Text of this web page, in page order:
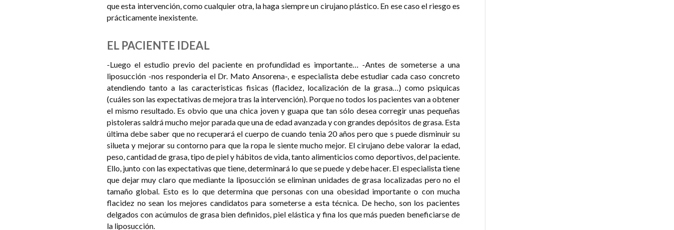
que esta intervención, como cualquier otra, la haga siempre un cirujano plástico. En ese caso el riesgo es
prácticamente inexistente.
EL PACIENTE IDEAL
-Luego el estudio previo del paciente en profundidad es importante… -Antes de someterse a una
liposucción -nos responderia el Dr. Mato Ansorena-, e especialista debe estudiar cada caso concreto
atendiendo tanto a las caracteristicas fisicas (flacidez, localización de la grasa…) como psiquicas
(cuáles son las expectativas de mejora tras la intervención). Porque no todos los pacientes van a obtener
el mismo resultado. Es obvio que una chica joven y guapa que tan sólo desea corregir unas pequeñas
pistoleras saldrá mucho mejor parada que una de edad avanzada y con grandes depósitos de grasa. Esta
última debe saber que no recuperará el cuerpo de cuando tenia 20 años pero que s puede disminuir su
silueta y mejorar su contorno para que la ropa le siente mucho mejor. El cirujano debe valorar la edad,
peso, cantidad de grasa, tipo de piel y hábitos de vida, tanto alimenticios como deportivos, del paciente.
Ello, junto con las expectativas que tiene, determinará lo que se puede y debe hacer. El especialista tiene
que dejar muy claro que mediante la liposucción se eliminan unidades de grasa localizadas pero no el
tamaño global. Esto es lo que determina que personas con una obesidad importante o con mucha
flacidez no sean los mejores candidatos para someterse a esta técnica. De hecho, son los pacientes
delgados con acúmulos de grasa bien definidos, piel elástica y fina los que más pueden beneficiarse de
la liposucción.